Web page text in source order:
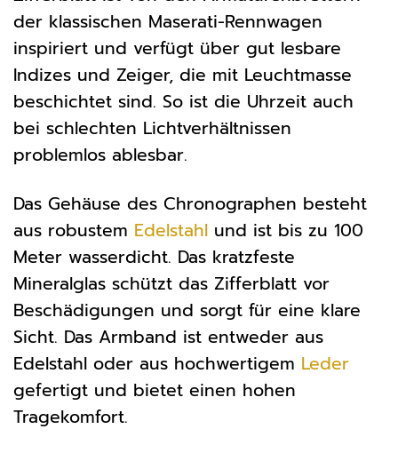
der klassischen Maserati-Rennwagen
inspiriert und verfügt über gut lesbare
Indizes und Zeiger, die mit Leuchtmasse
beschichtet sind. So ist die Uhrzeit auch
bei schlechten Lichtverhältnissen
problemlos ablesbar.
Das Gehäuse des Chronographen besteht
aus robustem Edelstahl und ist bis zu 100
Meter wasserdicht. Das kratzfeste
Mineralglas schützt das Zifferblatt vor
Beschädigungen und sorgt für eine klare
Sicht. Das Armband ist entweder aus
Edelstahl oder aus hochwertigem Leder
gefertigt und bietet einen hohen
Tragekomfort.